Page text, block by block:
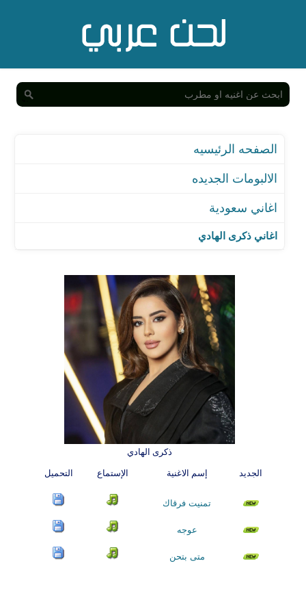
الالبومات الجديده
اغاني سعودية
اغاني ذكرى الهادي
ذكرى الهادي
الجديد إسم الاغنية الإستماع التحميل
تمنيت فرقاك
عوجه
متى بتحن